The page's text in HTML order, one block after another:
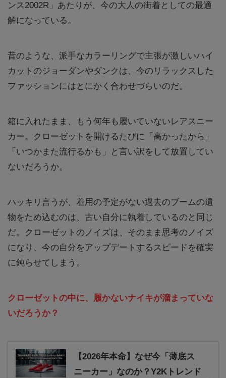
ンス2002R」あたりが、今の大人の街着としての最適
解になっている。
昔のような、派手なカラーリングで主張が激しいハイ
カットのジョーダンやダンクは、今のリラックスした
ファッションにはとにかく合わせづらいのだ。
箱に入れたまま、もう何年も履いていないレアスニー
カー。クローゼットを開けるたびに「高かったから」
「いつかまた流行るかも」と言い訳をして放置してい
ないだろうか。
ハッキリ言うが、着用の予定がない過去のブームの遺
物をため込むのは、古い自分に執着しているのと同じ
だ。クローゼットのノイズは、そのまま思考のノイズ
になり、今の自分をアップデートするスピードを確実
に鈍らせてしまう。
クローゼットの中に、履かないナイキが溜まっていな
いだろうか？
【2026年本命】なぜ今「薄底ス
ニーカー」なのか？Y2Kトレンド